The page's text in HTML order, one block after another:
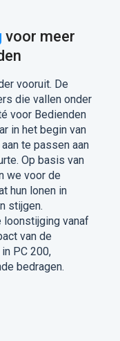
voor meer
vooruit. De
die vallen onder
voor Bedienden
in het begin van
te passen aan
Op basis van
we voor de
hun lonen in
stijgen.
loonstijging vanaf
van de
PC 200,
bedragen.